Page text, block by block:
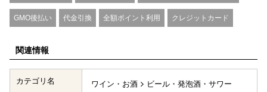
GMO後払い 代金引換 全額ポイント利用 クレジットカード
関連情報
カテゴリ名 ワイン・お酒 ビール・発泡酒・サワー